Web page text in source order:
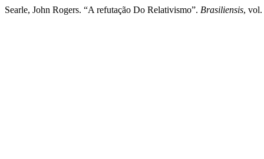
Searle, John Rogers. “A refutação Do Relativismo”. Brasiliensis, vol.